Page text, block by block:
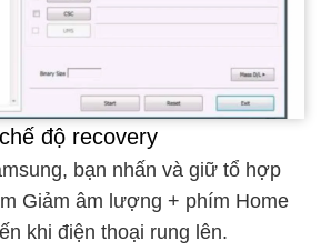
độ recovery
bạn nhấn và giữ tổ hợp
Giảm âm lượng + phím Home
khi điện thoại rung lên.